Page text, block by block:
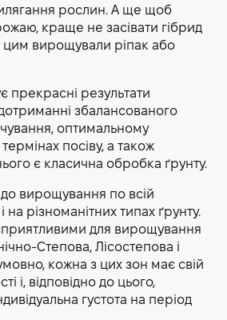
рослин. А ще щоб
краще не засівати гібрид
цим вирощували ріпак або
прекрасні результати
збалансованого
оптимальному
посіву, а також
є класична обробка ґрунту.
до вирощування по всій
на різноманітних типах ґрунту.
для вирощування
Степова, Лісостепова і
кожна з цих зон має свій
і, відповідно до цього,
густота на період